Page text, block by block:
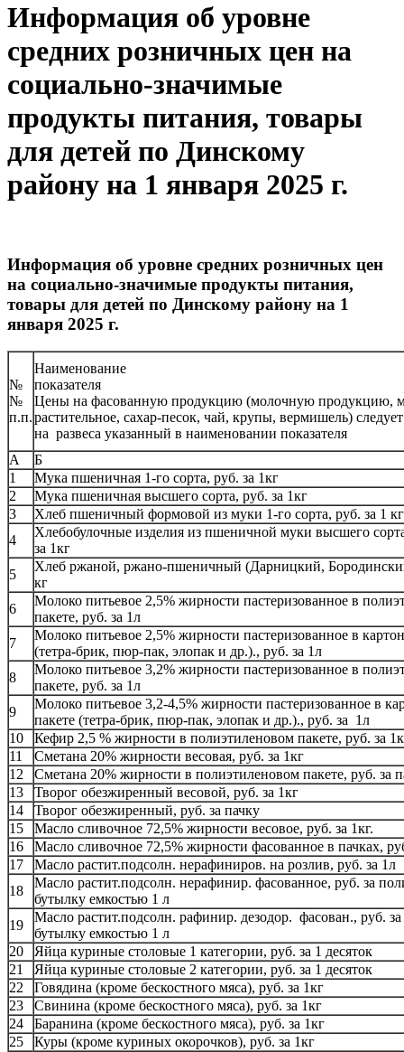
Информация об уровне
средних розничных цен на
социально-значимые
продукты питания, товары
для детей по Динскому
району на 1 января 2025 г.
Информация об уровне средних розничных цен
на социально-значимые продукты питания,
товары для детей по Динскому району на 1
января 2025 г.
№
№
п.п.
Наименование
Цены на фасованную продукцию (молочную продукцию,
растительное, сахар-песок, чай, крупы, вермишель)
на развеса указанный в наименовании показателя
А
Б
1
Мука пшеничная 1-го сорта, руб. за 1кг
2
Мука пшеничная высшего сорта, руб. за 1кг
3
Хлеб пшеничный формовой из муки 1-го сорта, руб. за 1
4
Хлебобулочные изделия из пшеничной муки высшего
за 1кг
5
Хлеб ржаной, ржано-пшеничный (Дарницкий,
кг
6
Молоко питьевое 2,5% жирности пастеризованное в
пакете, руб. за 1л
7
Молоко питьевое 2,5% жирности пастеризованное в
(тетра-брик, пюр-пак, элопак и др.)., руб. за 1л
8
Молоко питьевое 3,2% жирности пастеризованное в
пакете, руб. за 1л
9
Молоко питьевое 3,2-4,5% жирности пастеризованное в
пакете (тетра-брик, пюр-пак, элопак и др.)., руб. за 1л
10
Кефир 2,5 % жирности в полиэтиленовом пакете, руб. за
11
Сметана 20% жирности весовая, руб. за 1кг
12
Сметана 20% жирности в полиэтиленовом пакете, руб. за
13
Творог обезжиренный весовой, руб. за 1кг
14
Творог обезжиренный, руб. за пачку
15
Масло сливочное 72,5% жирности весовое, руб. за 1кг.
16
Масло сливочное 72,5% жирности фасованное в пачках,
17
Масло растит.подсолн. нерафиниров. на розлив, руб. за 1л
18
Масло растит.подсолн. нерафинир. фасованное, руб. за
бутылку емкостью 1 л
19
Масло растит.подсолн. рафинир. дезодор. фасован., руб. за
бутылку емкостью 1 л
20
Яйца куриные столовые 1 категории, руб. за 1 десяток
21
Яйца куриные столовые 2 категории, руб. за 1 десяток
22
Говядина (кроме бескостного мяса), руб. за 1кг
23
Свинина (кроме бескостного мяса), руб. за 1кг
24
Баранина (кроме бескостного мяса), руб. за 1кг
25
Куры (кроме куриных окорочков), руб. за 1кг